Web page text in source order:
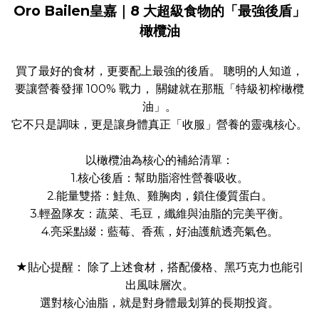
Oro Bailen皇嘉｜8 大超級食物的「最強後盾」
橄欖油
買了最好的食材，更要配上最強的後盾。 聰明的人知道，
要讓營養發揮 100% 戰力， 關鍵就在那瓶「特級初榨橄欖
油」。
它不只是調味，更是讓身體真正「收服」營養的靈魂核心。
以橄欖油為核心的補給清單：
1.核心後盾：幫助脂溶性營養吸收。
2.能量雙搭：鮭魚、雞胸肉，鎖住優質蛋白。
3.輕盈隊友：蔬菜、毛豆，纖維與油脂的完美平衡。
4.亮采點綴：藍莓、香蕉，好油護航透亮氣色。
★貼心提醒： 除了上述食材，搭配優格、黑巧克力也能引
出風味層次。
選對核心油脂，就是對身體最划算的長期投資。